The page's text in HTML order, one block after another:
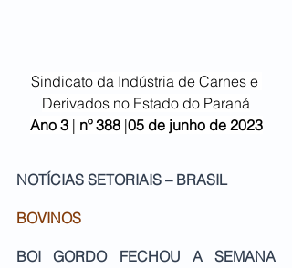
Sindicato da Indústria de Carnes e
Derivados no Estado do Paraná
Ano 3 | nº 388 |05 de junho de 2023
NOTÍCIAS SETORIAIS – BRASIL
BOVINOS
BOI GORDO FECHOU A SEMANA